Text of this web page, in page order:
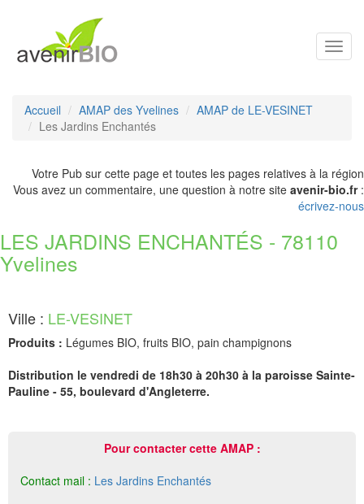
Accueil AMAP des Yvelines
AMAP de LE-VESINET
Les Jardins Enchantés
Votre Pub sur cette page et toutes les pages relatives à la région
Vous avez un commentaire, une question à notre site avenir-bio.fr:
écrivez-nous
LES JARDINS ENCHANTÉS - 78110
Yvelines
Ville : LE-VESINET
Produits : Légumes BIO, fruits BIO, pain champignons
Distribution le vendredi de 18h30 à 20h30 à la paroisse Sainte-
Pauline - 55, boulevard d'Angleterre.
Pour contacter cette AMAP :
Contact mail : Les Jardins Enchantés